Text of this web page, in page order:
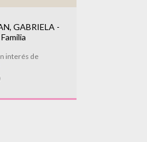
GABRIELA -
interés de